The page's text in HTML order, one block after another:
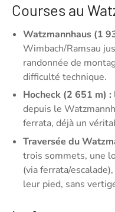
Courses au
Watzmannhaus (1
Wimbach/Ramsau
randonnée de
difficulté technique.
Hocheck (2 651 m) :
depuis le
ferrata, déjà un
Traversée du
trois sommets, une
(via ferrata/
leur pied, sans